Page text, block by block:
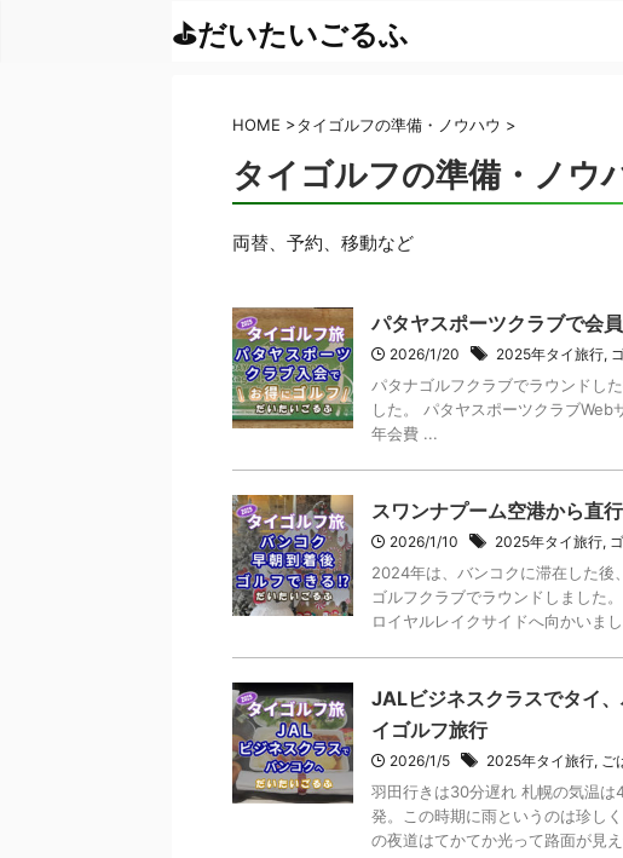
HOME >タイゴルフの準備・ノウハウ >
タイゴルフの準備・ノウ
両替、予約、移動など
パタヤスポーツクラブで会
2026/1/20 2025年タイ旅行,
パタナゴルフクラブでラウンドし
した。 パタヤスポーツクラブ
年会費 ...
スワンナプーム空港から直
2026/1/10 2025年タイ旅行,
2024年は、バンコクに滞在した後
ゴルフクラブでラウンドしました
ロイヤルレイクサイドへ向かいま
JALビジネスクラスでタイ
イゴルフ旅行
2026/1/5 2025年タイ旅行, ご
羽田行きは30分遅れ 札幌の気温
発。この時期に雨というのは珍し
の夜道はてかてか光って路面が見